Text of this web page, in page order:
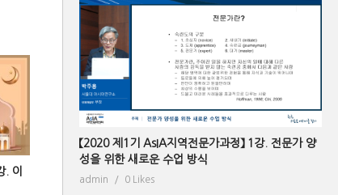
. 이
【2020 제1기 AsIA지역전문가과정】 1강. 전문가 양
성을 위한 새로운 수업 방식
admin 0 Likes